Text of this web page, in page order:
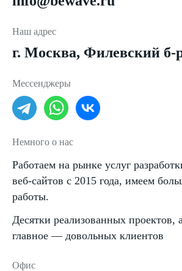
Наш адрес
г. Москва, Филевский б-
Мессенджеры
Немного о нас
Работаем на рынке услуг
веб-сайтов с 2015 года, имеем
работы.
Десятки реализованных проектов,
главное — довольных клиентов
Офис